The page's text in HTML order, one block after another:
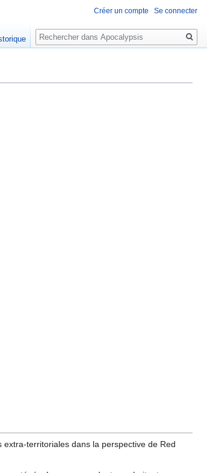
territoriales dans la perspective de Red
Créer un compte Se connecter
Rechercher